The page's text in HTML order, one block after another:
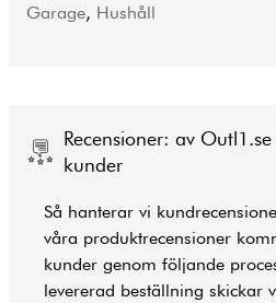
Garage, Hushåll
Recensioner: av
kunder
Så hanterar vi
våra produktrecensioner
kunder genom följande
levererad beställning skickar